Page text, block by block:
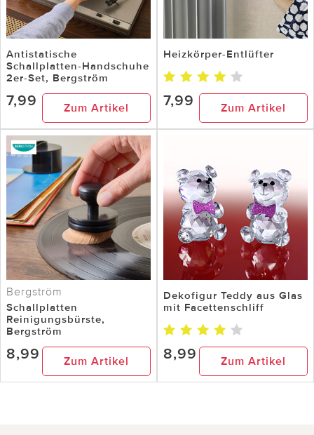
Antistatische
Schallplatten-Handschuhe
2er-Set, Bergström
7,99 Zum Artikel
Heizkörper-Entlüfter
7,99 Zum Artikel
Bergström
Schallplatten
Reinigungsbürste,
Bergström
8,99 Zum Artikel
Dekofigur Teddy aus Glas
mit Facettenschliff
8,99 Zum Artikel